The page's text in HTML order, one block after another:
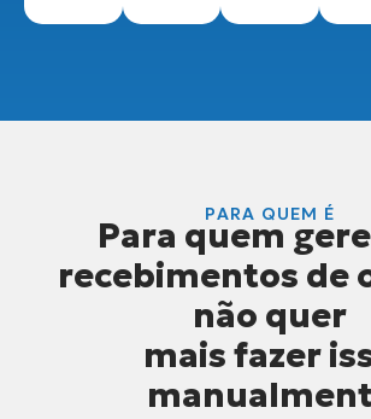
PARA QUEM É
Para quem
recebimentos de
não quer
mais fazer